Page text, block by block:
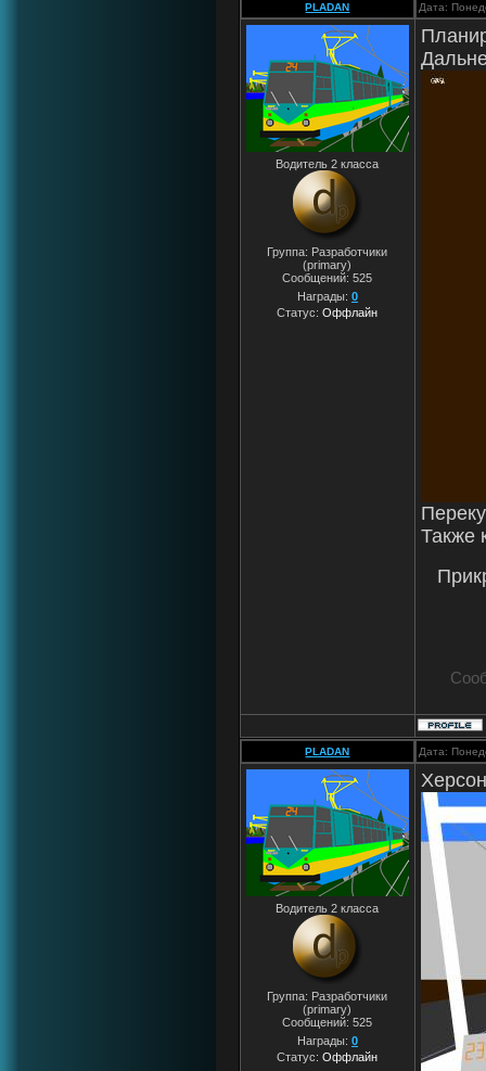
PLADAN Дата:
Водитель 2 класса
Группа: Разработчики
(primary)
Сообщений:525
Награды: 0
Статус:Оффлайн
Также
PLADAN Дата:
Водитель 2 класса
Группа: Разработчики
(primary)
Сообщений:525
Награды: 0
Статус:Оффлайн